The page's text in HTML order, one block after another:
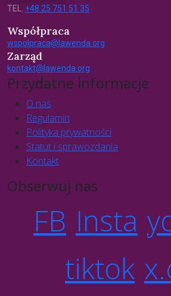
TEL. +48 25 751 51 35
Współpraca
wspolpraca@lawenda.org
Zarząd
kontakt@lawenda.org
Przydatne informacje
O nas
Regulamin
Polityka prywatności
Statut i sprawozdania
Kontakt
Obserwuj nas
FB Insta
tiktok